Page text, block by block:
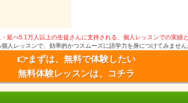
・延べ5.1万人以上の生徒さんに支持される、個人レッスンでの実績
人レッスンで、効率的かつスムーズに語学力を身につけてみませ
👉まずは、無料で体験したい
無料体験レッスンは、コチラ